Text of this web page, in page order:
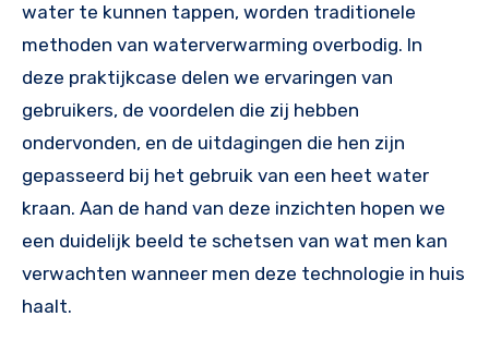
water te kunnen tappen, worden traditionele
methoden van waterverwarming overbodig. In
deze praktijkcase delen we ervaringen van
gebruikers, de voordelen die zij hebben
ondervonden, en de uitdagingen die hen zijn
gepasseerd bij het gebruik van een heet water
kraan. Aan de hand van deze inzichten hopen we
een duidelijk beeld te schetsen van wat men kan
verwachten wanneer men deze technologie in huis
haalt.